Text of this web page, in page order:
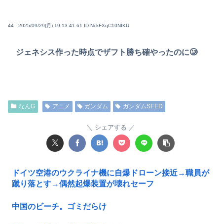
44 : 2025/09/29(月) 19:13:41.61 ID:NckFXqC10NIKU
ジェネシス作った時点でザフト勝ち確やったのに🥲
なんG アニメ ガンダム ガンダムSEED
シェアする
ドイツ空港のウクライナ機に自爆ドローン接近→職員が
蹴り落とす→偶然起爆装置が壊れセーフ
中国のビーチ。ゴミだらけ